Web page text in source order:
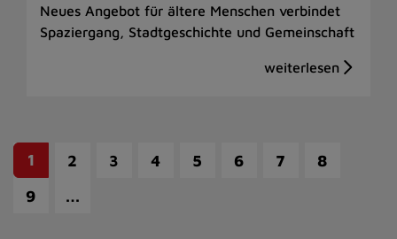
Neues Angebot für ältere Menschen verbindet
Spaziergang, Stadtgeschichte und Gemeinschaft
1 2 3 4 5 6 7
8
9
…